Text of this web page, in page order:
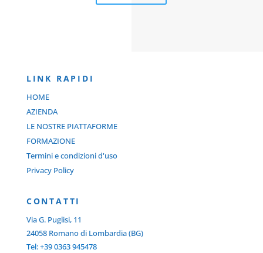
LINK RAPIDI
HOME
AZIENDA
LE NOSTRE PIATTAFORME
FORMAZIONE
Termini e condizioni d'uso
Privacy Policy
CONTATTI
Via G. Puglisi, 11
24058 Romano di Lombardia (BG)
Tel: +39 0363 945478